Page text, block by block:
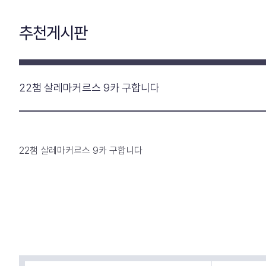
추천게시판
22챔 살레마커르스 9카 구합니다
22챔 살레마커르스 9카 구합니다